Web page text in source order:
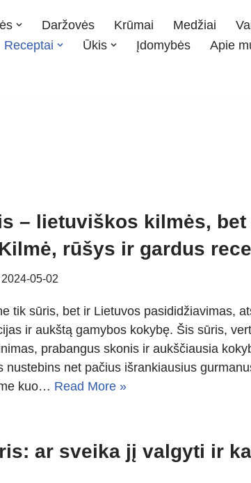
Daržovės Krūmai Medžiai
Receptai Ūkis Įdomybės Apie
– lietuviškos kilmės,
rūšys ir gardus
2024-05-02
tik sūris, bet ir Lietuvos pasididžiavimas,
ir aukštą gamybos kokybę. Šis sūris,
prabangus skonis ir aukščiausia
nustebins net pačius išrankiausius
kuo… Read More »
ar sveika jį valgyti ir